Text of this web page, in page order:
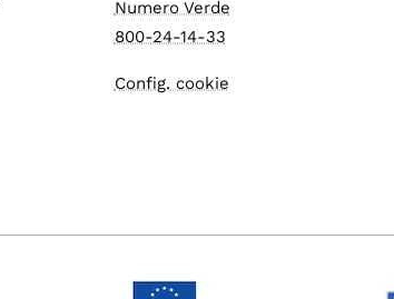
Numero Verde
800-24-14-33
Config. cookie